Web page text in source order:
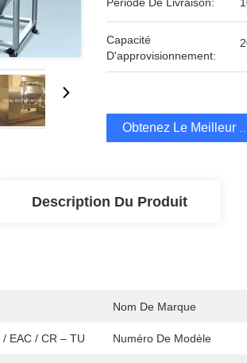
Capacité
D'approvisionnement:
Obtenez Le Meilleur
Description Du Produit
Nom De Marque
EAC / CR – TU Numéro De Modèle